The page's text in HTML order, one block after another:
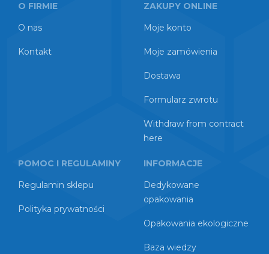
O FIRMIE
O nas
Kontakt
ZAKUPY ONLINE
Moje konto
Moje zamówienia
Dostawa
Formularz zwrotu
Withdraw from contract
here
POMOC I REGULAMINY
Regulamin sklepu
Polityka prywatności
INFORMACJE
Dedykowane
opakowania
Opakowania ekologiczne
Baza wiedzy